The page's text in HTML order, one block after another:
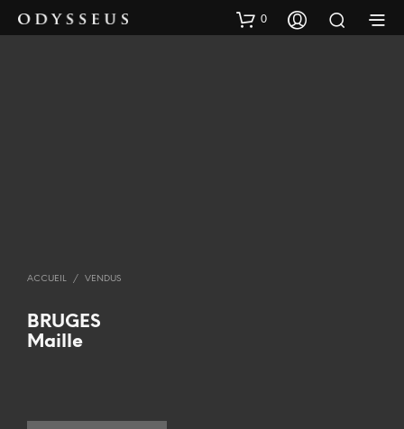
0
ACCUEIL / VENDUS
BRUGES
Maille